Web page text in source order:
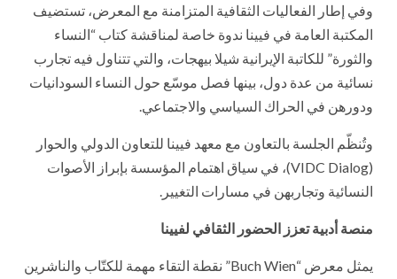
وفي إطار الفعاليات الثقافية المتزامنة مع المعرض، تستضيف
المكتبة العامة في فيينا ندوة خاصة لمناقشة كتاب “النساء
والثورة” للكاتبة الإيرانية شيلا بيهجات، والتي تتناول فيه تجارب
نسائية من عدة دول، بينها فصل موسّع حول النساء السودانيات
ودورهن في الحراك السياسي والاجتماعي.
وتُنظّم الجلسة بالتعاون مع معهد فيينا للتعاون الدولي والحوار
(VIDC Dialog)، في سياق اهتمام المؤسسة بإبراز الأصوات
النسائية وتجاربهن في مسارات التغيير.
منصة أدبية تعزز الحضور الثقافي لفيينا
يمثل معرض “Buch Wien” نقطة التقاء مهمة للكتّاب والناشرين